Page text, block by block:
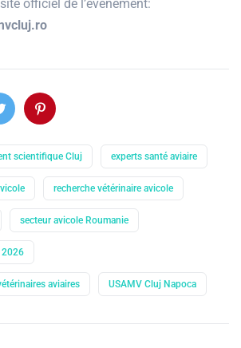
officiel de l’événement:
scientifique Cluj experts santé aviaire
recherche vétérinaire avicole
secteur avicole Roumanie
2026
aviaires USAMV Cluj Napoca